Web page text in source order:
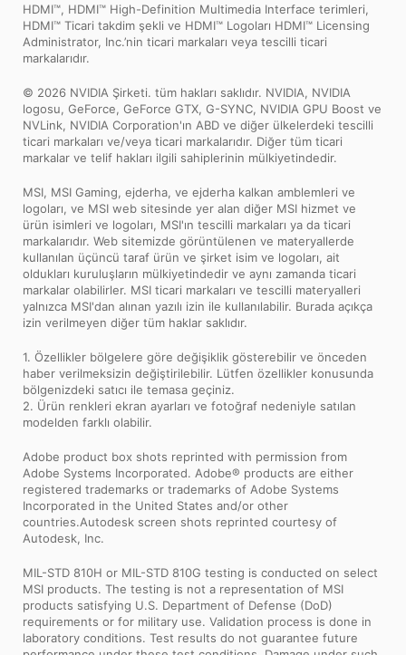
HDMI™, HDMI™ High-Definition Multimedia Interface terimleri,
HDMI™ Ticari takdim şekli ve HDMI™ Logoları HDMI™ Licensing
Administrator, Inc.’nin ticari markaları veya tescilli ticari
markalarıdır.
© 2026 NVIDIA Şirketi. tüm hakları saklıdır. NVIDIA, NVIDIA
logosu, GeForce, GeForce GTX, G-SYNC, NVIDIA GPU Boost ve
NVLink, NVIDIA Corporation'ın ABD ve diğer ülkelerdeki tescilli
ticari markaları ve/veya ticari markalarıdır. Diğer tüm ticari
markalar ve telif hakları ilgili sahiplerinin mülkiyetindedir.
MSI, MSI Gaming, ejderha, ve ejderha kalkan amblemleri ve
logoları, ve MSI web sitesinde yer alan diğer MSI hizmet ve
ürün isimleri ve logoları, MSI'ın tescilli markaları ya da ticari
markalarıdır. Web sitemizde görüntülenen ve materyallerde
kullanılan üçüncü taraf ürün ve şirket isim ve logoları, ait
oldukları kuruluşların mülkiyetindedir ve aynı zamanda ticari
markalar olabilirler. MSI ticari markaları ve tescilli materyalleri
yalnızca MSI'dan alınan yazılı izin ile kullanılabilir. Burada açıkça
izin verilmeyen diğer tüm haklar saklıdır.
1. Özellikler bölgelere göre değişiklik gösterebilir ve önceden
haber verilmeksizin değiştirilebilir. Lütfen özellikler konusunda
bölgenizdeki satıcı ile temasa geçiniz.
2. Ürün renkleri ekran ayarları ve fotoğraf nedeniyle satılan
modelden farklı olabilir.
Adobe product box shots reprinted with permission from
Adobe Systems Incorporated. Adobe® products are either
registered trademarks or trademarks of Adobe Systems
Incorporated in the United States and/or other
countries.Autodesk screen shots reprinted courtesy of
Autodesk, Inc.
MIL-STD 810H or MIL-STD 810G testing is conducted on select
MSI products. The testing is not a representation of MSI
products satisfying U.S. Department of Defense (DoD)
requirements or for military use. Validation process is done in
laboratory conditions. Test results do not guarantee future